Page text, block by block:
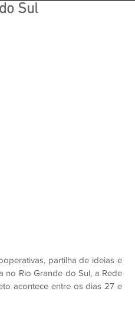
Sul
partilha de ideias e
no Rio Grande do Sul, a Rede
acontece entre os dias 27 e